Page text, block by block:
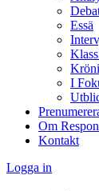
Essä
I
Om
Kontakt
Logga in